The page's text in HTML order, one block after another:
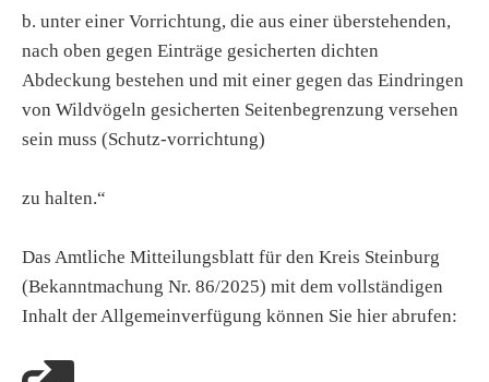
b. unter einer Vorrichtung, die aus einer überstehenden,
nach oben gegen Einträge gesicherten dichten
Abdeckung bestehen und mit einer gegen das Eindringen
von Wildvögeln gesicherten Seitenbegrenzung versehen
sein muss (Schutz-vorrichtung)
zu halten.“
Das Amtliche Mitteilungsblatt für den Kreis Steinburg
(Bekanntmachung Nr. 86/2025) mit dem vollständigen
Inhalt der Allgemeinverfügung können Sie hier abrufen: